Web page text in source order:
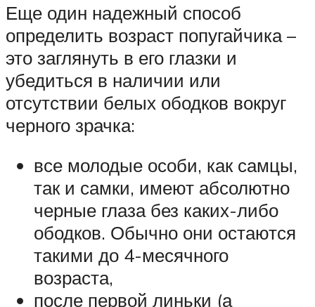
Еще один надежный способ
определить возраст попугайчика –
это заглянуть в его глазки и
убедиться в наличии или
отсутствии белых ободков вокруг
черного зрачка:
все молодые особи, как самцы,
так и самки, имеют абсолютно
черные глаза без каких-либо
ободков. Обычно они остаются
такими до 4-месячного
возраста,
после первой линьки (а